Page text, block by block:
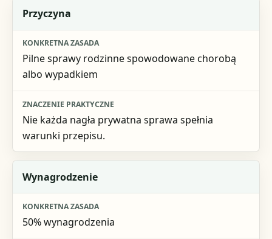
Przyczyna
Pilne sprawy rodzinne spowodowane chorobą
albo wypadkiem
Nie każda nagła prywatna sprawa spełnia
warunki przepisu.
Wynagrodzenie
50% wynagrodzenia